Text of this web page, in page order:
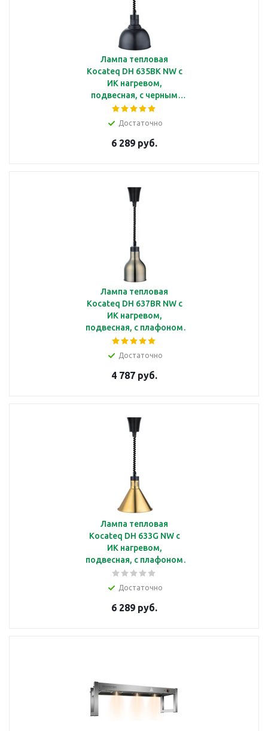
Лампа тепловая
Kocateq DH 635BK NW c
ИК нагревом,
подвесная, с черным
плафоном Ø250*220 мм
Достаточно
6 289 руб.
Лампа тепловая
Kocateq DH 637BR NW c
ИК нагревом,
подвесная, с плафоном
бронзового цвета
Ø185*225 мм
Достаточно
4 787 руб.
Лампа тепловая
Kocateq DH 633G NW c
ИК нагревом,
подвесная, с плафоном
золотого цвета
Ø270*225 мм
Достаточно
6 289 руб.